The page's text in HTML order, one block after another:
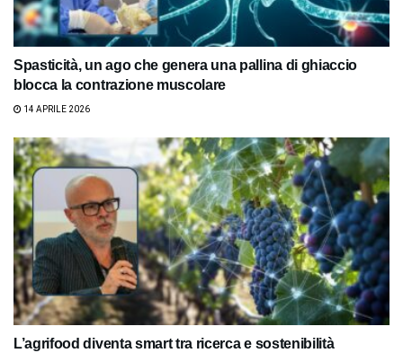
Spasticità, un ago che genera una pallina di ghiaccio
blocca la contrazione muscolare
14 APRILE 2026
L’agrifood diventa smart tra ricerca e sostenibilità